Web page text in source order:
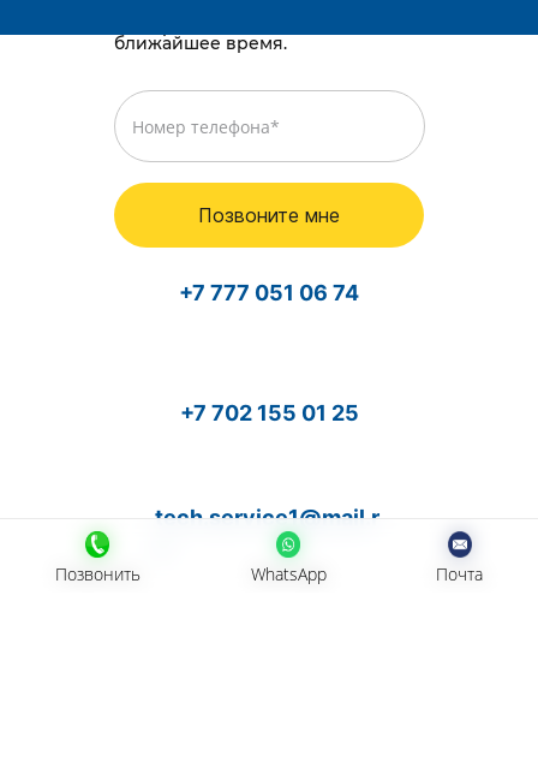
Позвонить WhatsApp Почта
ближайшее время.
Позвоните мне
+7 777 051 06 74
+7 702 155 01 25
tech.service1@mail.r
Позвонить WhatsApp Почта